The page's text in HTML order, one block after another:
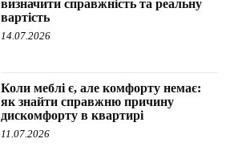
визначити справжність та реальну
вартість
14.07.2026
Коли меблі є, але комфорту немає:
як знайти справжню причину
дискомфорту в квартирі
11.07.2026